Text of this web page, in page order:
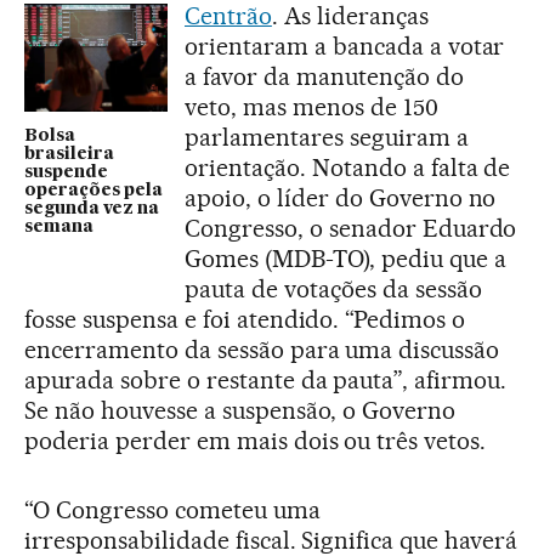
Bolsa
brasileira
suspende
operações pela
segunda vez na
semana
Centrão. As lideranças
orientaram a bancada a votar
a favor da manutenção do
veto, mas menos de 150
parlamentares seguiram a
orientação. Notando a falta de
apoio, o líder do Governo no
Congresso, o senador Eduardo
Gomes (MDB-TO), pediu que a
pauta de votações da sessão
fosse suspensa e foi atendido. “Pedimos o
encerramento da sessão para uma discussão
apurada sobre o restante da pauta”, afirmou.
Se não houvesse a suspensão, o Governo
poderia perder em mais dois ou três vetos.
“O Congresso cometeu uma
irresponsabilidade fiscal. Significa que haverá